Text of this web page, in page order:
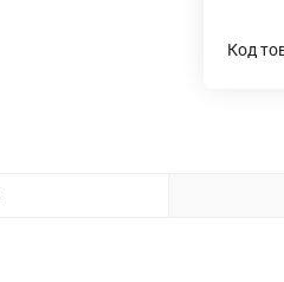
Код